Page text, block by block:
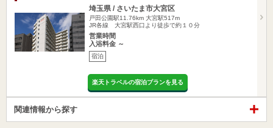
埼玉県 / さいたま市大宮区
戸田公園駅11.76km 大宮駅517m
JR各線 大宮駅西口より徒歩で約１０分
営業時間
入浴料金 ～
宿泊
楽天トラベルの宿泊プランを見る
関連情報から探す